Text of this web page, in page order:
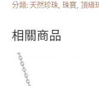
分類: 天然珍珠, 珠寶, 頂級
相關商品